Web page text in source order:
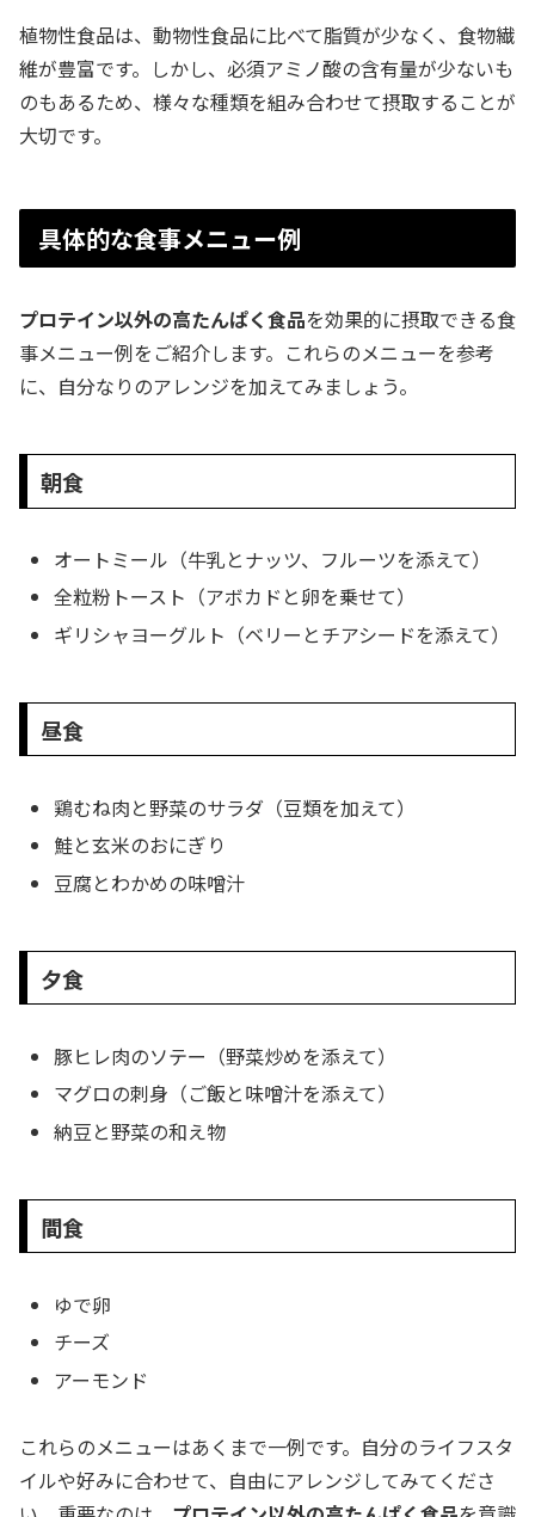
植物性食品は、動物性食品に比べて脂質が少なく、食物繊
維が豊富です。しかし、必須アミノ酸の含有量が少ないも
のもあるため、様々な種類を組み合わせて摂取することが
大切です。
具体的な食事メニュー例
プロテイン以外の高たんぱく食品を効果的に摂取できる食
事メニュー例をご紹介します。これらのメニューを参考
に、自分なりのアレンジを加えてみましょう。
朝食
オートミール（牛乳とナッツ、フルーツを添えて）
全粒粉トースト（アボカドと卵を乗せて）
ギリシャヨーグルト（ベリーとチアシードを添えて）
昼食
鶏むね肉と野菜のサラダ（豆類を加えて）
鮭と玄米のおにぎり
豆腐とわかめの味噌汁
夕食
豚ヒレ肉のソテー（野菜炒めを添えて）
マグロの刺身（ご飯と味噌汁を添えて）
納豆と野菜の和え物
間食
ゆで卵
チーズ
アーモンド
これらのメニューはあくまで一例です。自分のライフスタ
イルや好みに合わせて、自由にアレンジしてみてくださ